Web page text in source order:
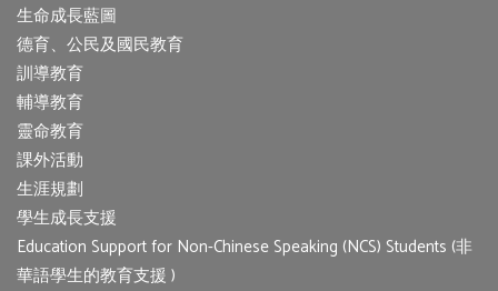
生命成長藍圖
德育、公民及國民教育
訓導教育
輔導教育
靈命教育
課外活動
生涯規劃
學生成長支援
Education Support for Non-Chinese Speaking (NCS) Students (非
華語學生的教育支援 )